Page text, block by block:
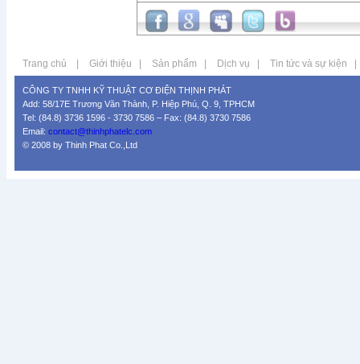
Trang chủ Giới thiệu Sản phẩm Dịch vụ Tin tức và sự kiện
CÔNG TY TNHH KỸ THUẬT CƠ ĐIỆN THỊNH PHÁT
Add: 58/17E Trương Văn Thành, P. Hiệp Phú, Q. 9, TPHCM
Tel: (84.8) 3736 1596 - 3730 7586 – Fax: (84.8) 3730 7586
Email: contact@thinhphatelc.com
© 2008 by Thinh Phat Co.,Ltd